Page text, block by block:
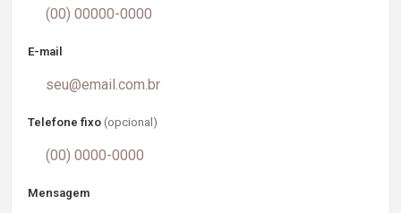
E-mail
Telefone fixo (opcional)
Mensagem